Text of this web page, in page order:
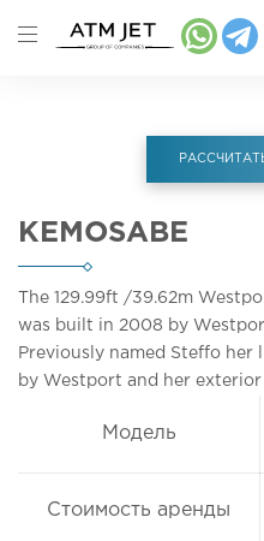
KEMOSABE
The 129.99ft /39.62m
was built in 2008 by
Previously named Steffo her
by Westport and her
Модель
Стоимость аренды